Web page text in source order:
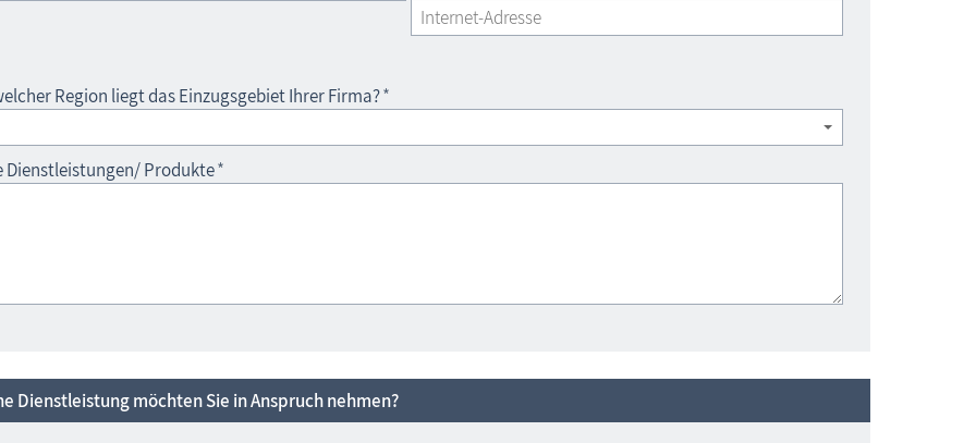
Region liegt das Einzugsgebiet Ihrer Firma?*
Dienstleistungen/ Produkte*
Dienstleistung möchten Sie in Anspruch nehmen?